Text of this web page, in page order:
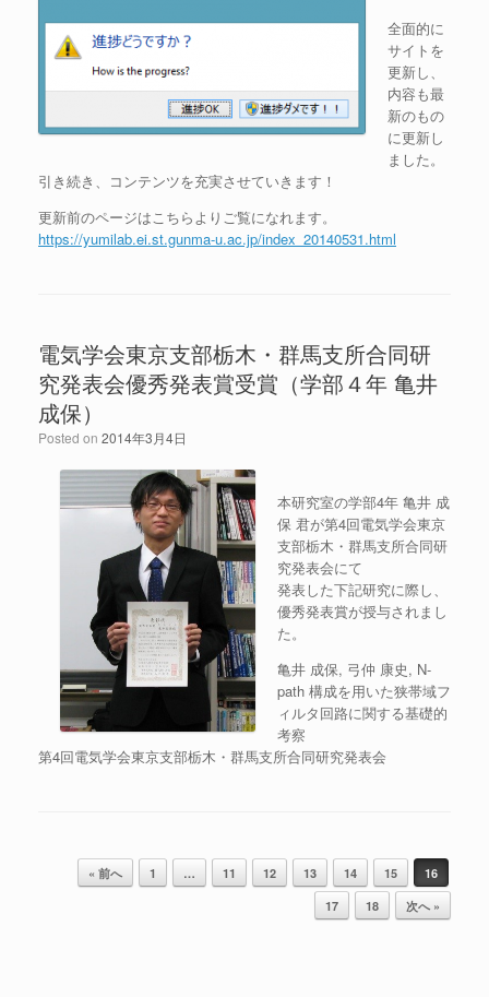
全面的に
サイトを
更新し、
内容も最
新のもの
に更新し
ました。
引き続き、コンテンツを充実させていきます！
更新前のページはこちらよりご覧になれます。
https://yumilab.ei.st.gunma-u.ac.jp/index_20140531.html
電気学会東京支部栃木・群馬支所合同研
究発表会優秀発表賞受賞（学部４年 亀井
成保）
Posted on 2014年3月4日
本研究室の学部4年 亀井 成
保 君が第4回電気学会東京
支部栃木・群馬支所合同研
究発表会にて
発表した下記研究に際し、
優秀発表賞が授与されまし
た。
亀井 成保, 弓仲 康史, N-
path 構成を用いた狭帯域フ
ィルタ回路に関する基礎的
考察
第4回電気学会東京支部栃木・群馬支所合同研究発表会
Post navigation
« 前へ 1 … 11 12 13 14 15
16
17
18 次へ »